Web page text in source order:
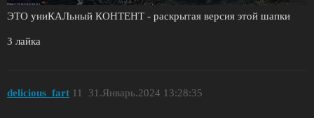
ЭТО униКАЛьный КОНТЕНТ - раскрытая версия этой шапки
3 лайка
dеlіcіous_fаrt 31.Январь.2024 13:28:35
11